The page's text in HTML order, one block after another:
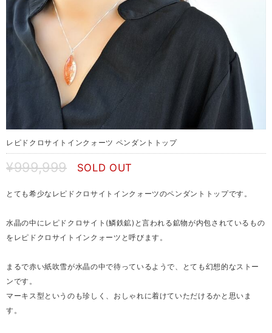
レピドクロサイトインクォーツ ペンダントトップ
¥999,999 SOLD OUT
とても希少なレピドクロサイトインクォーツのペンダントトップです。
水晶の中にレピドクロサイト(鱗鉄鉱)と言われる鉱物が内包されているもの
をレピドクロサイトインクォーツと呼びます。
まるで赤い紙吹雪が水晶の中で待っているようで、とても幻想的なストー
ンです。
マーキス型というのも珍しく、おしゃれに着けていただけるかと思いま
す。